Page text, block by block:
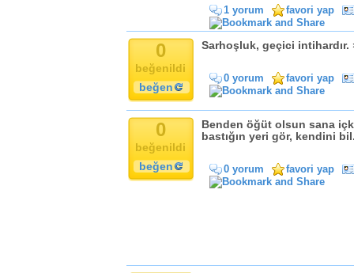
1 yorum favori yap
0
beğenildi
beğen
Sarhoşluk, geçici intihardır.
0 yorum favori yap
0
beğenildi
beğen
Benden öğüt olsun sana
bastığın yeri gör, kendini
0 yorum favori yap